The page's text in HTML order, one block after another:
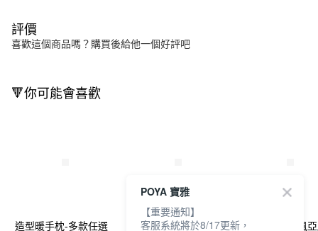
評價
喜歡這個商品嗎？購買後給他一個好評吧
🔻你可能會喜歡
造型暖手枕-多款任選 卡哇伊暖暖披肩-多款 OMORY北歐風
POYA 寶雅
【重要通知】
客服系統將於8/17更新，